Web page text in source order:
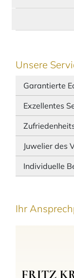
Ihr
Unsere
Garantierte
Exzellentes
Juwelier des
Individuelle